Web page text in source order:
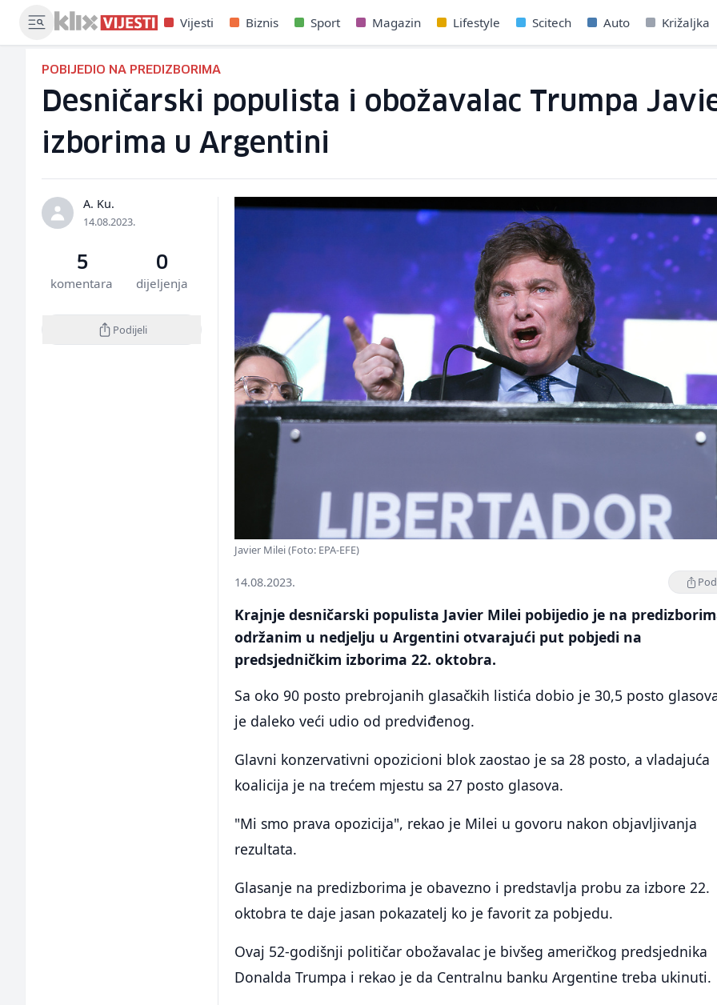
Vijesti Biznis Sport Magazin Lifestyle Scitech Auto Križaljka
POBIJEDIO NA PREDIZBORIMA
Desničarski populista i obožavalac Trumpa
izborima u Argentini
A. Ku.
14.08.2023.
5
komentara
0
dijeljenja
Podijeli
Javier Milei (Foto: EPA-EFE)
14.08.2023.
Krajnje desničarski populista Javier Milei pobijedio je na
održanim u nedjelju u Argentini otvarajući put pobjedi na
predsjedničkim izborima 22. oktobra.
Sa oko 90 posto prebrojanih glasačkih listića dobio je 30,5 posto
je daleko veći udio od predviđenog.
Glavni konzervativni opozicioni blok zaostao je sa 28 posto, a vladajuća
koalicija je na trećem mjestu sa 27 posto glasova.
"Mi smo prava opozicija", rekao je Milei u govoru nakon objavljivanja
rezultata.
Glasanje na predizborima je obavezno i predstavlja probu za izbore 22.
oktobra te daje jasan pokazatelj ko je favorit za pobjedu.
Ovaj 52-godišnji političar obožavalac je bivšeg američkog predsjednika
Donalda Trumpa i rekao je da Centralnu banku Argentine treba ukinuti.